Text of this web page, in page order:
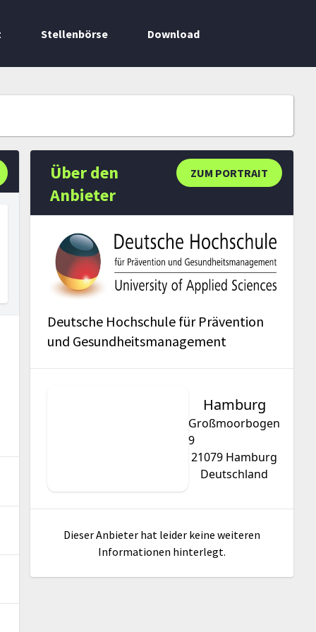
Stellenbörse Download
ZUM PORTRAIT
Über den
Anbieter
Deutsche Hochschule für Prävention
und Gesundheitsmanagement
Hamburg
Großmoorbogen
9
21079 Hamburg
Deutschland
Dieser Anbieter hat leider keine weiteren
Informationen hinterlegt.